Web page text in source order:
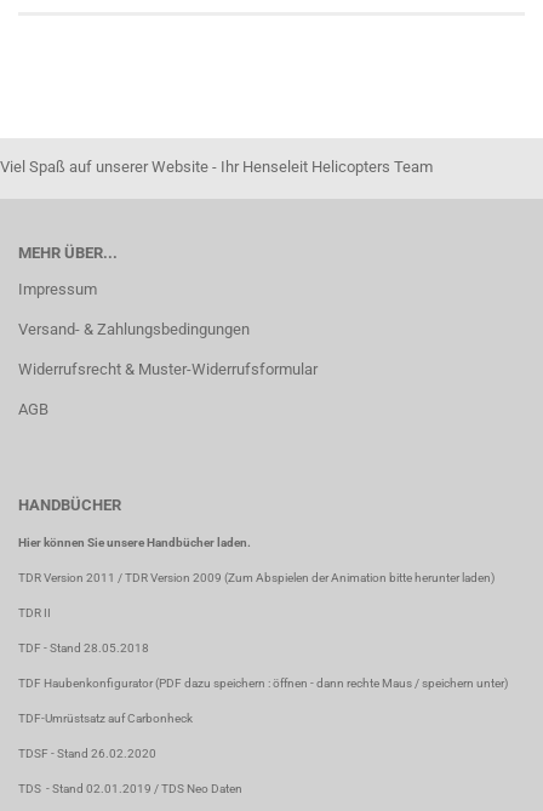
Viel Spaß auf unserer Website - Ihr Henseleit Helicopters Team
MEHR ÜBER...
Impressum
Versand- & Zahlungsbedingungen
Widerrufsrecht & Muster-Widerrufsformular
AGB
HANDBÜCHER
Hier können Sie unsere Handbücher laden.
TDR Version 2011 /TDR Version 2009 (Zum Abspielen der Animation bitte herunter laden)
TDR II
TDF - Stand 28.05.2018
TDF Haubenkonfigurator(PDF dazu speichern : öffnen - dann rechte Maus / speichern unter)
TDF-Umrüstsatz auf Carbonheck
TDSF - Stand 26.02.2020
TDS - Stand 02.01.2019 /TDS Neo Daten